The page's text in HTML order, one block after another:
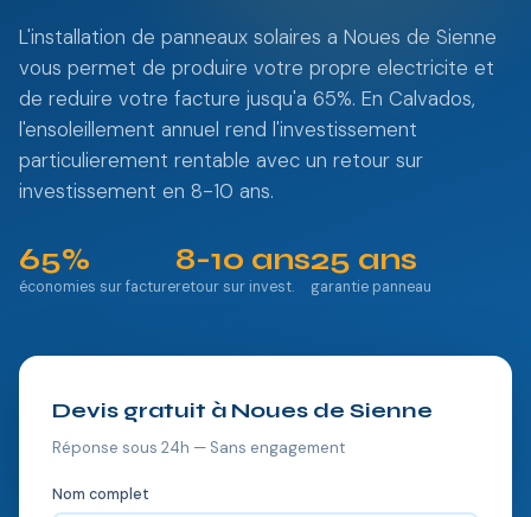
L'installation de panneaux solaires a Noues de Sienne
vous permet de produire votre propre electricite et
de reduire votre facture jusqu'a 65%. En Calvados,
l'ensoleillement annuel rend l'investissement
particulierement rentable avec un retour sur
investissement en 8-10 ans.
65%
économies sur facture
8-10 ans
retour sur invest.
25 ans
garantie panneau
Devis gratuit à Noues de Sienne
Réponse sous 24h — Sans engagement
Nom complet